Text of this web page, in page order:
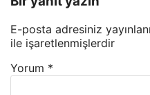
E-posta adresiniz
ile işaretlenmişlerdir
Yorum *